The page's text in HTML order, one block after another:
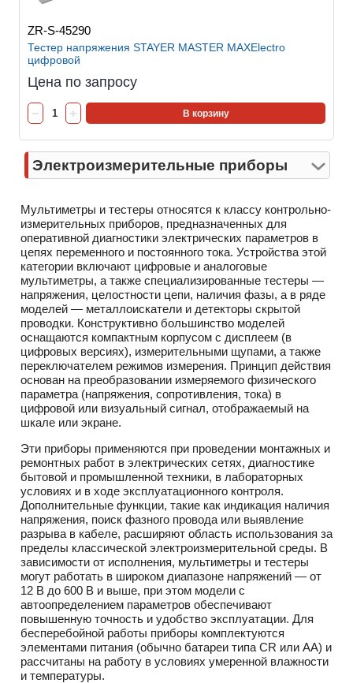
ZR-S-45290
Тестер напряжения STAYER MASTER MAXElectro
цифровой
Цена по запросу
В корзину
Электроизмерительные приборы
Мультиметры и тестеры относятся к классу контрольно-
измерительных приборов, предназначенных для
оперативной диагностики электрических параметров в
цепях переменного и постоянного тока. Устройства этой
категории включают цифровые и аналоговые
мультиметры, а также специализированные тестеры —
напряжения, целостности цепи, наличия фазы, а в ряде
моделей — металлоискатели и детекторы скрытой
проводки. Конструктивно большинство моделей
оснащаются компактным корпусом с дисплеем (в
цифровых версиях), измерительными щупами, а также
переключателем режимов измерения. Принцип действия
основан на преобразовании измеряемого физического
параметра (напряжения, сопротивления, тока) в
цифровой или визуальный сигнал, отображаемый на
шкале или экране.
Эти приборы применяются при проведении монтажных и
ремонтных работ в электрических сетях, диагностике
бытовой и промышленной техники, в лабораторных
условиях и в ходе эксплуатационного контроля.
Дополнительные функции, такие как индикация наличия
напряжения, поиск фазного провода или выявление
разрыва в кабеле, расширяют область использования за
пределы классической электроизмерительной среды. В
зависимости от исполнения, мультиметры и тестеры
могут работать в широком диапазоне напряжений — от
12 В до 600 В и выше, при этом модели с
автоопределением параметров обеспечивают
повышенную точность и удобство эксплуатации. Для
бесперебойной работы приборы комплектуются
элементами питания (обычно батареи типа CR или AA) и
рассчитаны на работу в условиях умеренной влажности
и температуры.